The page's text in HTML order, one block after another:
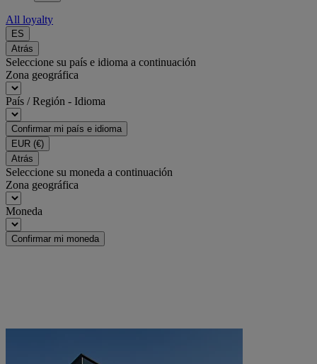
All loyalty
ES
Atrás
Seleccione su país e idioma a continuación
Zona geográfica
País / Región - Idioma
Confirmar mi país e idioma
EUR (€)
Atrás
Seleccione su moneda a continuación
Zona geográfica
Moneda
Confirmar mi moneda